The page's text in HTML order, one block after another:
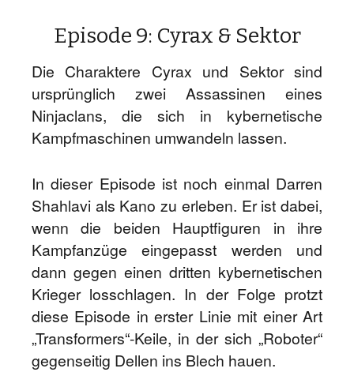
Episode 9: Cyrax & Sektor
Die Charaktere Cyrax und Sektor sind
ursprünglich zwei Assassinen eines
Ninjaclans, die sich in kybernetische
Kampfmaschinen umwandeln lassen.
In dieser Episode ist noch einmal Darren
Shahlavi als Kano zu erleben. Er ist dabei,
wenn die beiden Hauptfiguren in ihre
Kampfanzüge eingepasst werden und
dann gegen einen dritten kybernetischen
Krieger losschlagen. In der Folge protzt
diese Episode in erster Linie mit einer Art
„Transformers“-Keile, in der sich „Roboter“
gegenseitig Dellen ins Blech hauen.